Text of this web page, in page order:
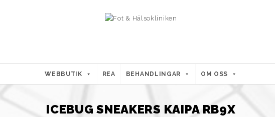
WEBBUTIK REA BEHANDLINGAR OM OSS
ICEBUG SNEAKERS KAIPA RB9X